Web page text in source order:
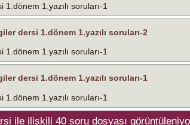
1.dönem 1.yazılı soruları-1
dersi 1.dönem 1.yazılı soruları-2
1.dönem 1.yazılı soruları-1
dersi 1.dönem 1.yazılı soruları-1
1.dönem 1.yazılı soruları-1
ile ilişkili 40 soru dosyası